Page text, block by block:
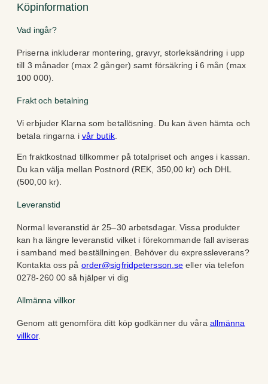
Köpinformation
Vad ingår?
Priserna inkluderar montering, gravyr, storleksändring i upp
till 3 månader (max 2 gånger) samt försäkring i 6 mån (max
100 000).
Frakt och betalning
Vi erbjuder Klarna som betallösning. Du kan även hämta och
betala ringarna i vår butik.
En fraktkostnad tillkommer på totalpriset och anges i kassan.
Du kan välja mellan Postnord (REK, 350,00 kr) och DHL
(500,00 kr).
Leveranstid
Normal leveranstid är 25–30 arbetsdagar. Vissa produkter
kan ha längre leveranstid vilket i förekommande fall aviseras
i samband med beställningen. Behöver du expressleverans?
Kontakta oss på order@sigfridpetersson.se eller via telefon
0278-260 00 så hjälper vi dig
Allmänna villkor
Genom att genomföra ditt köp godkänner du våra allmänna
villkor.